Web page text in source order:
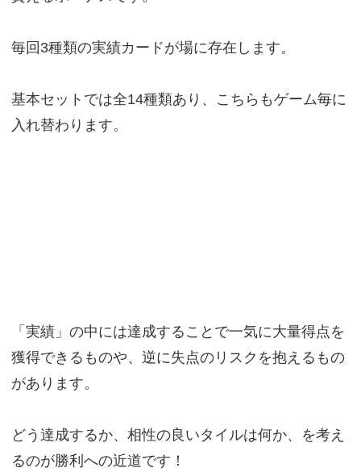
毎回3種類の実績カードが場に存在します。
基本セットでは全14種類あり、こちらもゲーム毎に
入れ替わります。
「実績」の中には達成することで一気に大量得点を
獲得できるものや、逆に失点のリスクを抱えるもの
があります。
どう達成するか、相性の良いタイルは何か、を考え
るのが勝利への近道です！